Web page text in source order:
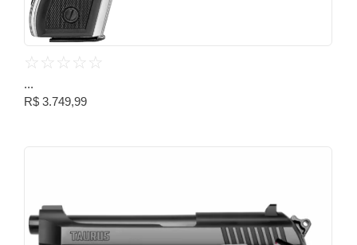
☆ ☆ ☆ ☆ ☆
...
R$ 3.749,99